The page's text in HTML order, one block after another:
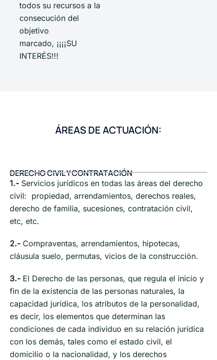
todos su recursos a la
consecución del
objetivo
marcado, ¡¡¡¡SU
INTERÉS!!!
ÁREAS DE ACTUACIÓN:
DERECHO CIVIL Y CONTRATACIÓN
1.- Servicios jurídicos en todas las áreas del derecho
civil: propiedad, arrendamientos, derechos reales,
derecho de familia, sucesiones, contratación civil,
etc, etc.
2.- Compraventas, arrendamientos, hipotecas,
cláusula suelo, permutas, vicios de la construcción.
3.- El Derecho de las personas, que regula el inicio y
fin de la existencia de las personas naturales, la
capacidad jurídica, los atributos de la personalidad,
es decir, los elementos que determinan las
condiciones de cada individuo en su relación jurídica
con los demás, tales como el estado civil, el
domicilio o la nacionalidad, y los derechos